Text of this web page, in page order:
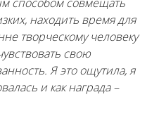
находить время для
творческому человеку
свою
Я это ощутила, я
и как награда –